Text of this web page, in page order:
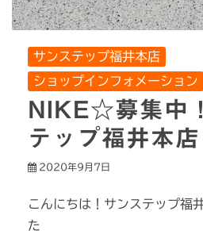
サンステップ福井本店
ショップインフォメーション
NIKE☆募集中
テップ福井本店
2020年9月7日
こんにちは！サンステップ福
た